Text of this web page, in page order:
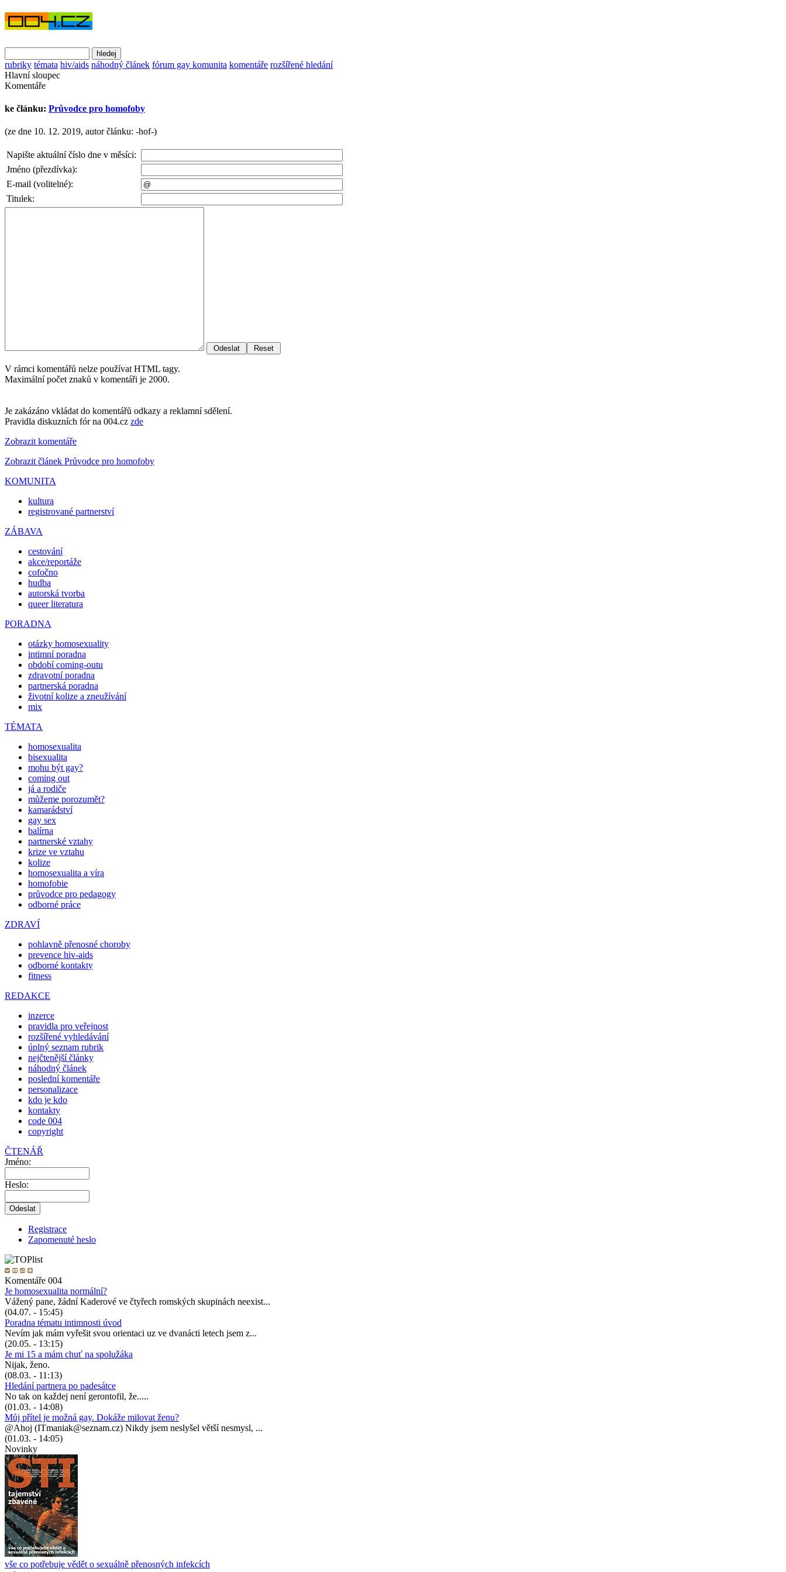
rubriky témata hiv/aids náhodný článek fórum gay komunita komentáře rozšířené hledání
Hlavní sloupec
Komentáře
ke článku: Průvodce pro homofoby
(ze dne 10. 12. 2019, autor článku: -hof-)
Napište aktuální číslo dne v měsíci:
Jméno (přezdívka):
E-mail (volitelné):
Titulek:
V rámci komentářů nelze používat HTML tagy.
Maximální počet znaků v komentáři je 2000.
Je zakázáno vkládat do komentářů odkazy a reklamní sdělení.
Pravidla diskuzních fór na 004.cz zde
Zobrazit komentáře
Zobrazit článek Průvodce pro homofoby
KOMUNITA
kultura
registrované partnerství
ZÁBAVA
cestování
akce/reportáže
cofočno
hudba
autorská tvorba
queer literatura
PORADNA
otázky homosexuality
intimní poradna
období coming-outu
zdravotní poradna
partnerská poradna
životní kolize a zneužívání
mix
TÉMATA
homosexualita
bisexualita
mohu být gay?
coming out
já a rodiče
můžeme porozumět?
kamarádství
gay sex
balírna
partnerské vztahy
krize ve vztahu
kolize
homosexualita a víra
homofobie
průvodce pro pedagogy
odborné práce
ZDRAVÍ
pohlavně přenosné choroby
prevence hiv-aids
odborné kontakty
fitness
REDAKCE
inzerce
pravidla pro veřejnost
rozšířené vyhledávání
úplný seznam rubrik
nejčtenější články
náhodný článek
poslední komentáře
personalizace
kdo je kdo
kontakty
code 004
copyright
ČTENÁŘ
Jméno:
Heslo:
Registrace
Zapomenuté heslo
Komentáře 004
Je homosexualita normální?
Vážený pane, žádní Kaderové ve čtyřech romských skupinách neexist...
(04.07. - 15:45)
Poradna tématu intimnosti úvod
Nevím jak mám vyřešit svou orientaci uz ve dvanácti letech jsem z...
(20.05. - 13:15)
Je mi 15 a mám chuť na spolužáka
Nijak, ženo.
(08.03. - 11:13)
Hledání partnera po padesátce
No tak on každej není gerontofil, že.....
(01.03. - 14:08)
Můj přítel je možná gay. Dokáže milovat ženu?
@Ahoj (ITmaniak@seznam.cz) Nikdy jsem neslyšel větší nesmysl, ...
(01.03. - 14:05)
Novinky
vše co potřebuje vědět o sexuálně přenosných infekcích